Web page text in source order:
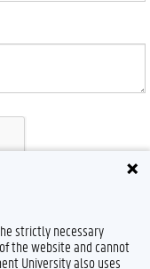
strictly necessary
the website and cannot
University also uses